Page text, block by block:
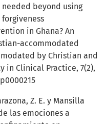
beyond using
in Ghana? An
accommodated
by Christian and
Clinical Practice, 7(2),
Z. E. y Mansilla
las emociones a